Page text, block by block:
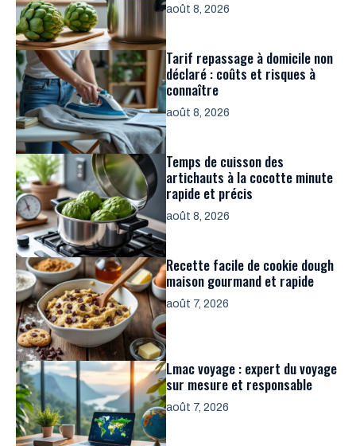
août 8, 2026
Tarif repassage à domicile non
déclaré : coûts et risques à
connaître
août 8, 2026
Temps de cuisson des
artichauts à la cocotte minute
rapide et précis
août 8, 2026
Recette facile de cookie dough
maison gourmand et rapide
août 7, 2026
Lmac voyage : expert du voyage
sur mesure et responsable
août 7, 2026